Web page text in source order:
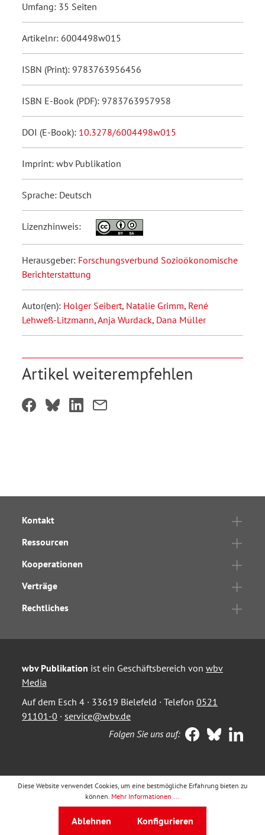
Umfang: 35 Seiten
Artikelnr: 6004498w015
ISBN (Print): 9783763956456
ISBN E-Book (PDF): 9783763957958
DOI (E-Book): 10.3278/6004498w015
Imprint: wbv Publikation
Sprache: Deutsch
Lizenzhinweis:
Herausgeber: Forschungsverbund Sozioökonomische
Berichterstattung
Autor(en): Holger Seibert, Natalie Grimm, René
Lehweß-Litzmann,Anja Wurdack, Dana Müller
Artikel weiterempfehlen
Kontakt
Ressourcen
Kooperationen
Verträge
Rechtliches
wbv Publikation ist ein Geschäftsbereich von wbv
Media
Auf dem Esch 4 · 33619 Bielefeld · Telefon 0521
91101-0 · service@wbv.de
Folgen Sie uns auf:
Diese Website verwendet Cookies, um eine bestmögliche Erfahrung bieten zu
können. Mehr Informationen ...
Ablehnen Konfigurieren